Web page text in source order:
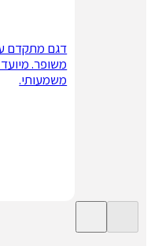
דגם מתקדם
משופר.
משמעותי.